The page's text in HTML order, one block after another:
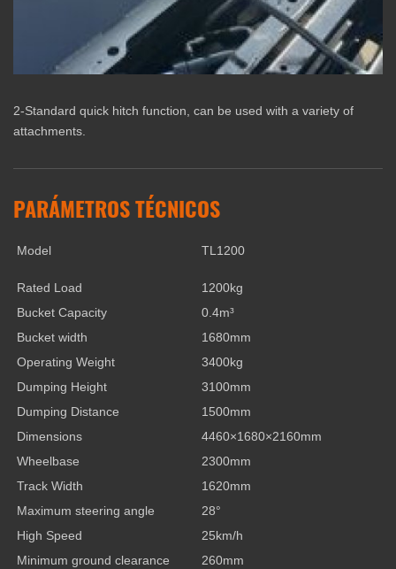
2-Standard quick hitch function, can be used with a variety of
attachments.
PARÁMETROS TÉCNICOS
Model TL1200
Rated Load
1200kg
Bucket Capacity
0.4m³
Bucket width
1680mm
Operating Weight
3400kg
Dumping Height
3100mm
Dumping Distance
1500mm
Dimensions
4460×1680×2160mm
Wheelbase
2300mm
Track Width
1620mm
Maximum steering angle
28°
High Speed
25km/h
Minimum ground clearance
260mm